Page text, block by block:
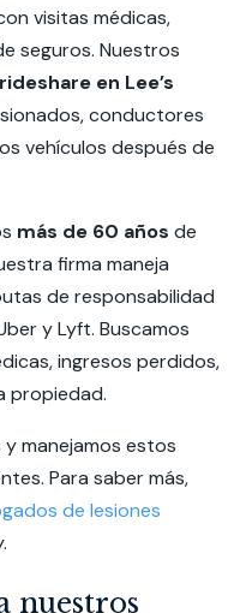
visitas médicas,
seguros. Nuestros
en Lee’s
conductores
vehículos después de
más de 60 años de
firma maneja
de responsabilidad
y Lyft. Buscamos
ingresos perdidos,
propiedad.
y manejamos estos
Para saber más,
de lesiones
nuestros